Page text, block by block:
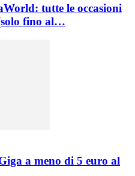
tutte le occasioni
fino al…
a meno di 5 euro al